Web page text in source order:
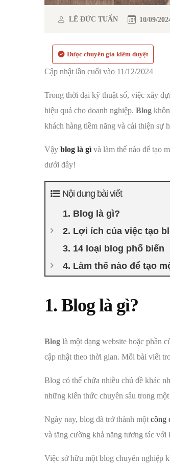
LÊ ĐỨC TUẤN 10/09/
Được chuyên gia kiểm duyệt
Cập nhật lần cuối vào 11/12/2024
Trong thời đại kỹ thuật số, việc xây
hiệu quả cho doanh nghiệp. Blog
khách hàng tiềm năng và cải thiện sự
Vậy blog là gì và làm thế nào để tạo
dưới đây!
Nội dung bài viết
1. Blog là gì?
2. Lợi ích của việc tạo
3. 14 loại blog phổ biến
4. Làm thế nào để tạo
1. Blog là gì?
Blog là một dạng website hoặc phần
cập nhật theo thời gian. Mỗi bài viết
Blog có thể chứa nhiều chủ đề khác
những kiến thức chuyên sâu trong
Ngày nay, blog đã trở thành một công
và tăng cường khả năng tương tác với
Việc sở hữu một blog chuyên nghiệp